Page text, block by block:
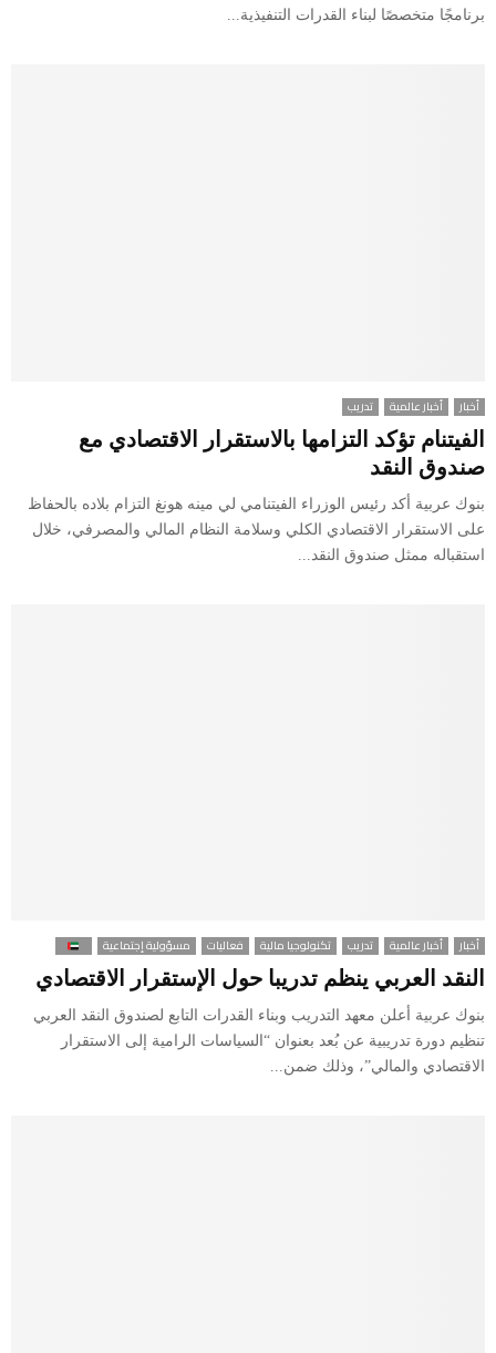
برنامجًا متخصصًا لبناء القدرات التنفيذية...
أخبار أخبار عالمية تدريب
الفيتنام تؤكد التزامها بالاستقرار الاقتصادي مع
صندوق النقد
بنوك عربية أكد رئيس الوزراء الفيتنامي لي مينه هونغ التزام بلاده بالحفاظ
على الاستقرار الاقتصادي الكلي وسلامة النظام المالي والمصرفي، خلال
استقباله ممثل صندوق النقد...
أخبار أخبار عالمية تدريب تكنولوجيا مالية فعاليات مسؤولية إجتماعية
النقد العربي ينظم تدريبا حول الإستقرار الاقتصادي
بنوك عربية أعلن معهد التدريب وبناء القدرات التابع لصندوق النقد العربي
تنظيم دورة تدريبية عن بُعد بعنوان “السياسات الرامية إلى الاستقرار
الاقتصادي والمالي”، وذلك ضمن...